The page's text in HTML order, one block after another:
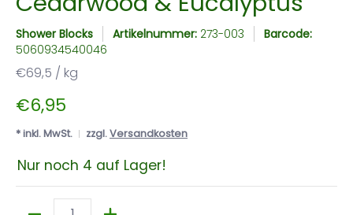
Shower Blocks Artikelnummer: 273-003
Barcode:
5060934540046
€69,5 / kg
€6,95
* inkl. MwSt. zzgl.Versandkosten
Nur noch 4 auf Lager!